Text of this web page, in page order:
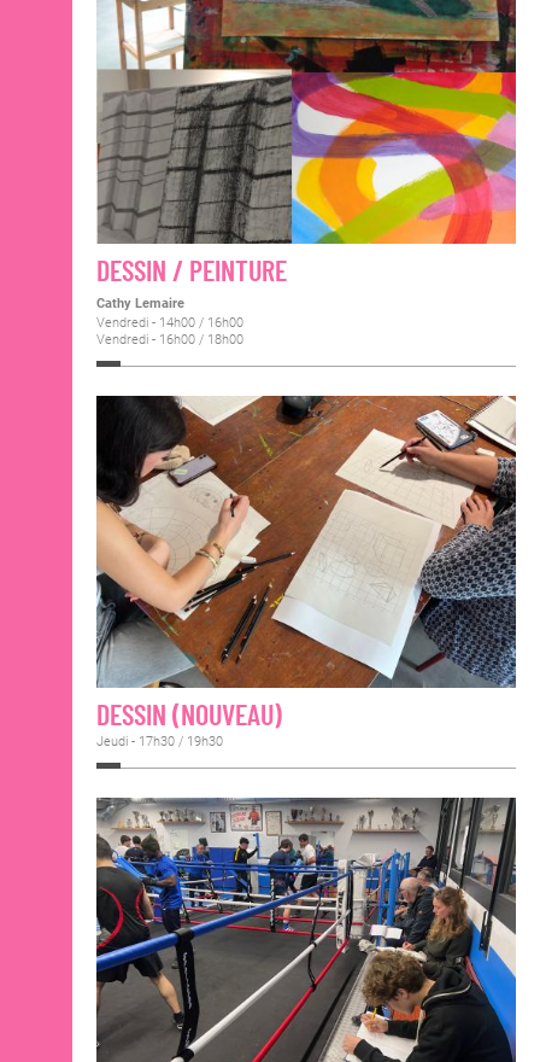
DESSIN / PEINTURE
Cathy Lemaire
Vendredi - 14h00 / 16h00
Vendredi - 16h00 / 18h00
DESSIN (NOUVEAU)
Jeudi - 17h30 / 19h30